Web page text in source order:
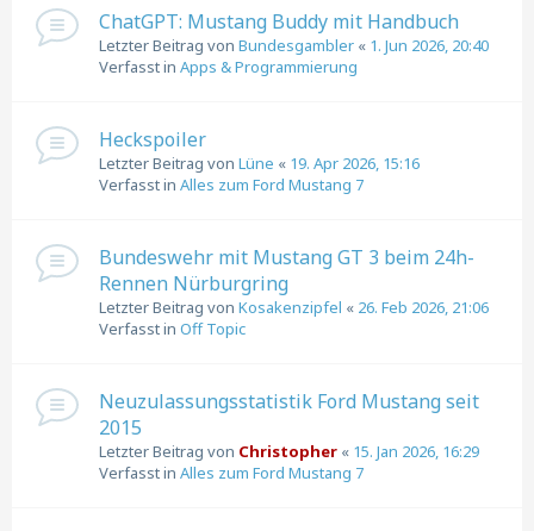
ChatGPT: Mustang Buddy mit Handbuch
Letzter Beitrag von Bundesgambler « 1. Jun 2026, 20:40
Verfasst in Apps & Programmierung
Heckspoiler
Letzter Beitrag von Lüne « 19. Apr 2026, 15:16
Verfasst in Alles zum Ford Mustang 7
Bundeswehr mit Mustang GT 3 beim 24h-
Rennen Nürburgring
Letzter Beitrag von Kosakenzipfel « 26. Feb 2026, 21:06
Verfasst in Off Topic
Neuzulassungsstatistik Ford Mustang seit
2015
Letzter Beitrag von Christopher « 15. Jan 2026, 16:29
Verfasst in Alles zum Ford Mustang 7